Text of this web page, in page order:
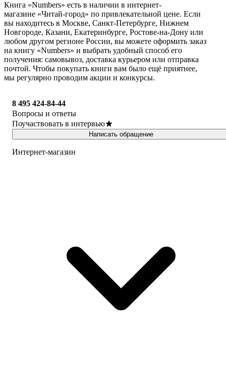
Книга «Numbers» есть в наличии в интернет-
магазине «Читай-город» по привлекательной цене. Если
вы находитесь в Москве, Санкт-Петербурге, Нижнем
Новгороде, Казани, Екатеринбурге, Ростове-на-Дону или
любом другом регионе России, вы можете оформить заказ
на книгу «Numbers» и выбрать удобный способ его
получения: самовывоз, доставка курьером или отправка
почтой. Чтобы покупать книги вам было ещё приятнее,
мы регулярно проводим акции и конкурсы.
8 495 424-84-44
Вопросы и ответы
Поучаствовать в интервью
Написать обращение
Интернет-магазин